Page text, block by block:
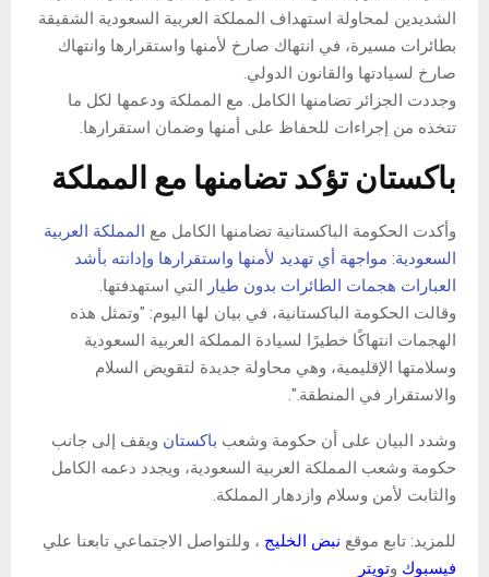
الشديدين لمحاولة استهداف المملكة العربية السعودية الشقيقة
بطائرات مسيرة، في انتهاك صارخ لأمنها واستقرارها وانتهاك
صارخ لسيادتها والقانون الدولي.
وجددت الجزائر تضامنها الكامل. مع المملكة ودعمها لكل ما
تتخذه من إجراءات للحفاظ على أمنها وضمان استقرارها.
باكستان تؤكد تضامنها مع المملكة
وأكدت الحكومة الباكستانية تضامنها الكامل مع المملكة العربية
السعودية: مواجهة أي تهديد لأمنها واستقرارها وإدانته بأشد
العبارات هجمات الطائرات بدون طيار التي استهدفتها.
وقالت الحكومة الباكستانية، في بيان لها اليوم: "وتمثل هذه
الهجمات انتهاكًا خطيرًا لسيادة المملكة العربية السعودية
وسلامتها الإقليمية، وهي محاولة جديدة لتقويض السلام
والاستقرار في المنطقة.".
وشدد البيان على أن حكومة وشعب باكستان ويقف إلى جانب
حكومة وشعب المملكة العربية السعودية، ويجدد دعمه الكامل
والثابت لأمن وسلام وازدهار المملكة.
للمزيد: تابع موقع نبض الخليج ، وللتواصل الاجتماعي تابعنا علي
فيسبوك وتويتر